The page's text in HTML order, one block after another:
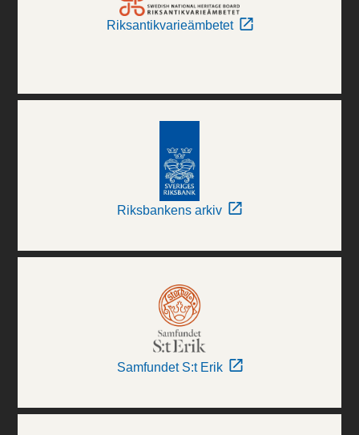
Riksantikvarieämbetet
Riksbankens arkiv
Samfundet S:t Erik